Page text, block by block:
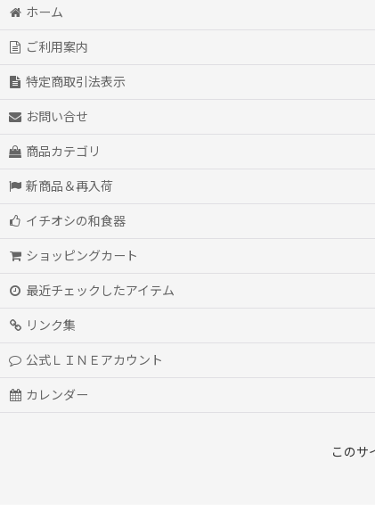
ホーム
ご利用案内
特定商取引法表示
お問い合せ
商品カテゴリ
新商品＆再入荷
イチオシの和食器
ショッピングカート
最近チェックしたアイテム
リンク集
公式ＬＩＮＥアカウント
カレンダー
このサ